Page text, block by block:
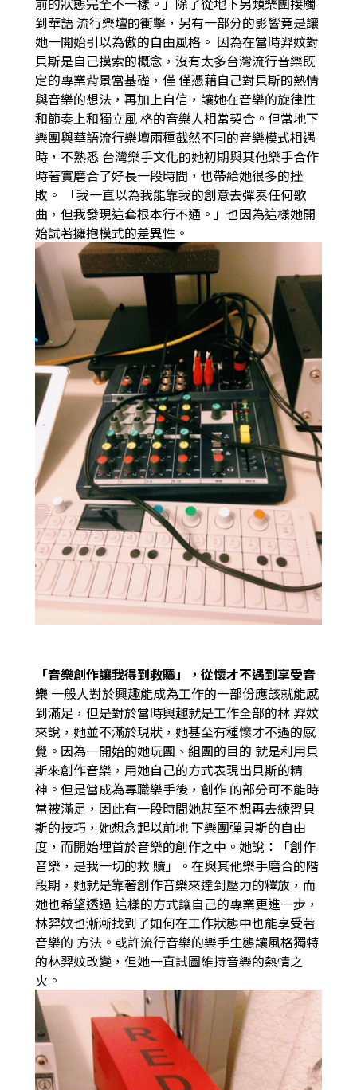
到華語 流行樂壇的衝擊，另有一部分的影響竟是讓
她一開始引以為傲的自由風格。 因為在當時羿妏對
貝斯是自己摸索的概念，沒有太多台灣流行音樂既
定的專業背景當基礎，僅僅憑藉自己對貝斯的熱情
與音樂的想法，再加上自信，讓她在音樂的旋律性
和節奏上和獨立風格的音樂人相當契合。但當地下
樂團與華語流行樂壇兩種截然不同的音樂模式相遇
時，不熟悉 台灣樂手文化的她初期與其他樂手合作
時著實磨合了好長一段時間，也帶給她很多的挫
敗。
「我一直以為我能靠我的創意去彈奏任何歌
曲，但我發現這套根本行不通。」也因為這樣她開
始試著擁抱模式的差異性。
「音樂創作讓我得到救贖」，從懷才不遇到享受音
樂 一般人對於興趣能成為工作的一部份應該就能感
到滿足，但是對於當時興趣就是工作全部的林 羿妏
來說，她並不滿於現狀，她甚至有種懷才不遇的感
覺。因為一開始的她玩團、組團的目的 就是利用貝
斯來創作音樂，用她自己的方式表現出貝斯的精
神。但是當成為專職樂手後，創作 的部分可不能時
常被滿足，因此有一段時間她甚至不想再去練習貝
斯的技巧，她想念起以前地下樂團彈貝斯的自由
度，而開始埋首於音樂的創作之中。她說：「創作
音樂，是我一切的救 贖」。在與其他樂手磨合的階
段期，她就是靠著創作音樂來達到壓力的釋放，而
她也希望透過 這樣的方式讓自己的專業更進一步，
林羿妏也漸漸找到了如何在工作狀態中也能享受著
音樂的 方法。或許流行音樂的樂手生態讓風格獨特
的林羿妏改變，但她一直試圖維持音樂的熱情之
火。